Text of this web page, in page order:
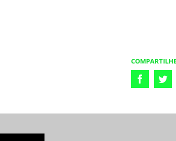
Facebook